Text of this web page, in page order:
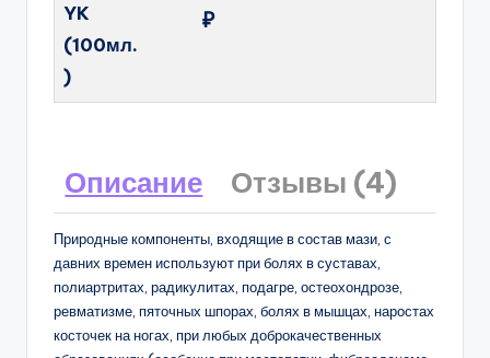
YK
(100мл.
)
₽
Описание Отзывы (4)
Природные компоненты, входящие в состав мази, с
давних времен используют при болях в суставах,
полиартритах, радикулитах, подагре, остеохондрозе,
ревматизме, пяточных шпорах, болях в мышцах, наростах
косточек на ногах, при любых доброкачественных